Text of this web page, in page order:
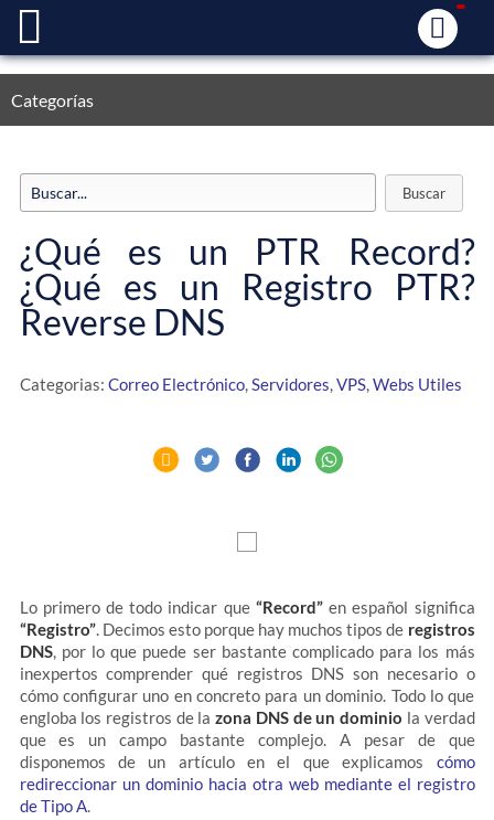
Categorías
¿Qué es un PTR Record?
¿Qué es un Registro PTR?
Reverse DNS
Categorias: Correo Electrónico,Servidores,VPS,Webs Utiles
Lo primero de todo indicar que “Record”en español significa
“Registro”. Decimos esto porque hay muchos tipos de registros
DNS, por lo que puede ser bastante complicado para los más
inexpertos comprender qué registros DNS son necesario o
cómo configurar uno en concreto para un dominio. Todo lo que
engloba los registros de lazona DNS de un dominio la verdad
que es un campo bastante complejo. A pesar de que
disponemos de un artículo en el que explicamos cómo
redireccionar un dominio hacia otra web mediante el registro
de Tipo A.